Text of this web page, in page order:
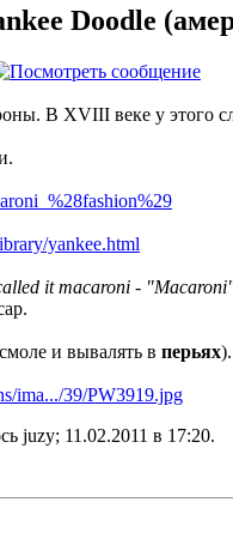
Doodle
В XVIII веке у этого
yankee.html
it macaroni -
и вывалять в перьях
ima.../39/PW3919.jpg
juzy; 11.02.2011 в 17:20.